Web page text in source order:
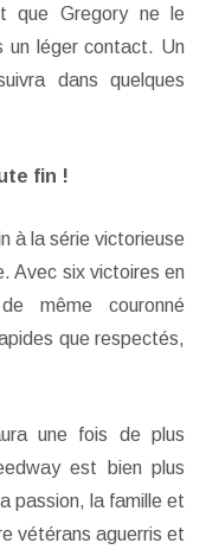
que Gregory ne le
un léger contact. Un
dans quelques
fin !
à la série victorieuse
Avec six victoires en
même couronné
que respectés,
une fois de plus
est bien plus
passion, la famille et
vétérans aguerris et